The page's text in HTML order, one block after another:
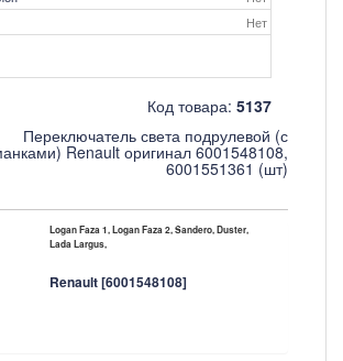
Нет
Код товара: 5137
Переключатель света подрулевой (с
Renault оригинал 6001548108,
6001551361 (шт)
Logan Faza 1, Logan Faza 2, Sandero, Duster,
Lada Largus,
Renault [6001548108]